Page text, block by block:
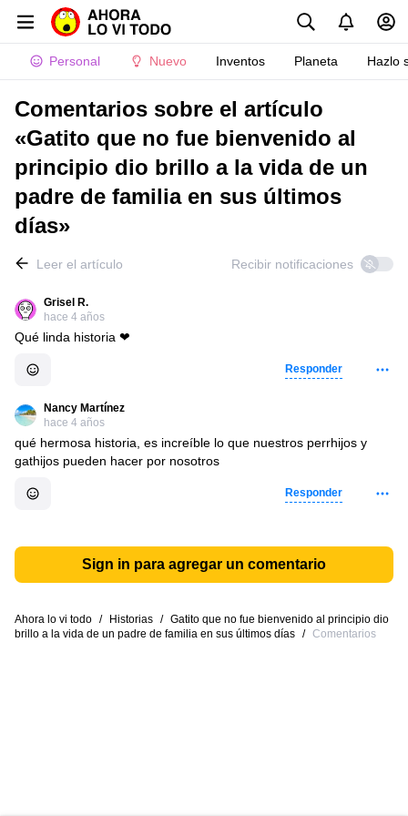
Personal Nuevo Inventos Planeta Hazlo
Comentarios sobre el artículo
«Gatito que no fue bienvenido al
principio dio brillo a la vida de un
padre de familia en sus últimos
días»
Leer el artículo Recibir notificaciones
Grisel R.
hace 4 años
Qué linda historia ❤
Responder
Nancy Martínez
hace 4 años
qué hermosa historia, es increíble lo que nuestros perrhijos y
gathijos pueden hacer por nosotros
Responder
Sign in para agregar un comentario
Ahora lo vi todo / Historias / Gatito que no fue bienvenido al principio dio
brillo a la vida de un padre de familia en sus últimos días / Comentarios